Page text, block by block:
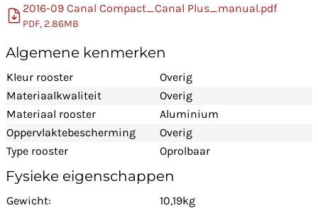
2016-09 Canal Compact_Canal Plus_manual.pdf
PDF, 2.86MB
Algemene kenmerken
Kleur rooster
Overig
Materiaalkwaliteit
Overig
Materiaal rooster
Aluminium
Oppervlaktebescherming
Overig
Type rooster
Oprolbaar
Fysieke eigenschappen
Gewicht: 10,19kg